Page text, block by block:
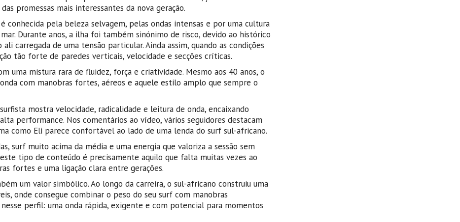
promessas mais interessantes da nova geração.
conhecida pela beleza selvagem, pelas ondas intensas e por uma cultura
Durante anos, a ilha foi também sinónimo de risco, devido ao histórico
carregada de uma tensão particular. Ainda assim, quando as condições
tão forte de paredes verticais, velocidade e secções críticas.
uma mistura rara de fluidez, força e criatividade. Mesmo aos 40 anos, o
com manobras fortes, aéreos e aquele estilo amplo que sempre o
mostra velocidade, radicalidade e leitura de onda, encaixando
performance. Nos comentários ao vídeo, vários seguidores destacam
como Eli parece confortável ao lado de uma lenda do surf sul-africano.
surf muito acima da média e uma energia que valoriza a sessão sem
tipo de conteúdo é precisamente aquilo que falta muitas vezes ao
fortes e uma ligação clara entre gerações.
um valor simbólico. Ao longo da carreira, o sul-africano construiu uma
onde consegue combinar o peso do seu surf com manobras
perfil: uma onda rápida, exigente e com potencial para momentos